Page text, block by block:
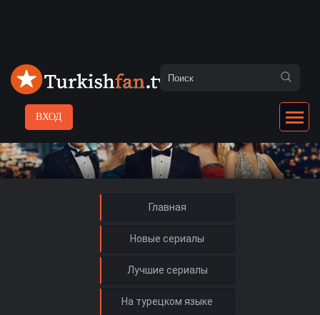
ВХОД
Главная
Новые сериалы
Лучшие сериалы
На турецком языке